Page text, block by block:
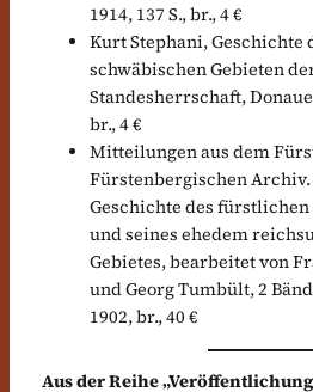
1914, 137 S., br., 4 €
Kurt Stephani, Geschichte
schwäbischen Gebieten
Standesherrschaft,
br., 4 €
Mitteilungen aus dem
Fürstenbergischen
Geschichte des
und seines ehedem
Gebietes, bearbeitet von
und Georg Tumbült, 2
1902, br., 40 €
Aus der Reihe